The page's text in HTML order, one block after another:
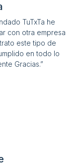
TuTxTa he
con otra empresa
este tipo de
en todo lo
Gracias.”